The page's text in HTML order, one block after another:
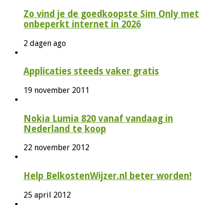
Zo vind je de goedkoopste Sim Only met
onbeperkt internet in 2026
2 dagen ago
Applicaties steeds vaker gratis
19 november 2011
Nokia Lumia 820 vanaf vandaag in
Nederland te koop
22 november 2012
Help BelkostenWijzer.nl beter worden!
25 april 2012